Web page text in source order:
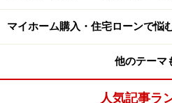
購入は2013年ですが、金利に
て固定金利にしました。そ
た。毎月のみでボーナス返済
ときに残債一括返済を予定して
マイホーム購入・住宅ローンで悩
他のテーマ
人気記事ラ